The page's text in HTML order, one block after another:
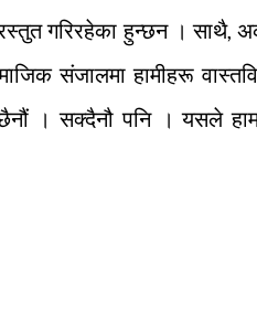
गरिरहेका हुन्छन । साथै,
संजालमा हामीहरू
। सक्दैनौ पनि । यसले